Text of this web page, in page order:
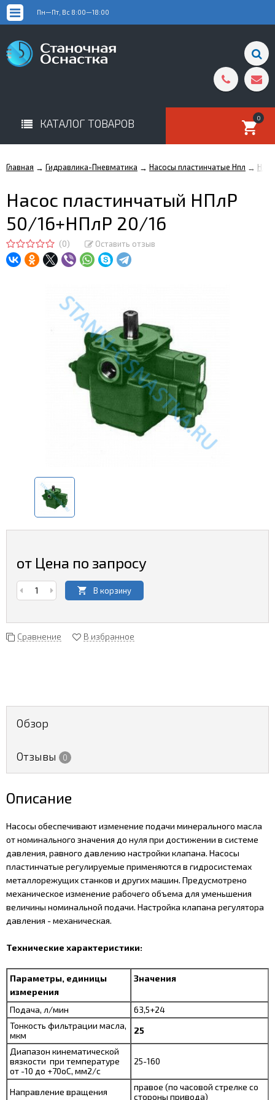
Пн—Пт, Вс 8:00—18:00
КАТАЛОГ ТОВАРОВ 0
Главная → Гидравлика-Пневматика → Насосы пластинчатые Нпл →
Насос пластинчатый НПлР
50/16+НПлР 20/16
(0) Оставить отзыв
от Цена по запросу
В корзину
Сравнение В избранное
Обзор
Отзывы 0
Описание
Насосы обеспечивают изменение подачи минерального масла
от номинального значения до нуля при достижении в системе
давления, равного давлению настройки клапана. Насосы
пластинчатые регулируемые применяются в гидросистемах
металлорежущих станков и других машин. Предусмотрено
механическое изменение рабочего объема для уменьшения
величины номинальной подачи. Настройка клапана регулятора
давления - механическая.
Технические характеристики:
Параметры, единицы
измерения
Значения
Подача, л/мин
63,5+24
Тонкость фильтрации масла,
мкм
25
Диапазон кинематической
вязкости при температуре
от -10 до +70оС, мм2/с
25-160
Направление вращения
правое (по часовой стрелке со
стороны привода)